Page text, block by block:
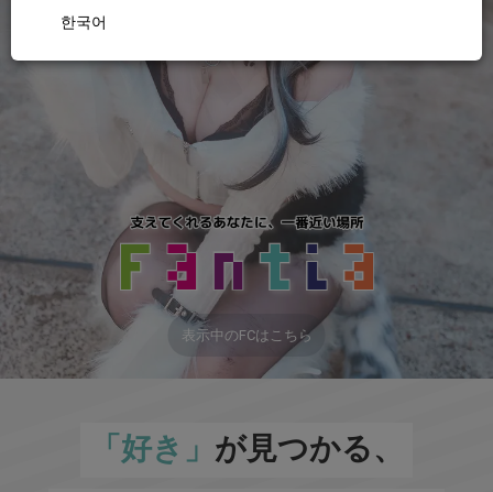
한국어
表示中のFCはこちら
「好き」 が見つかる、